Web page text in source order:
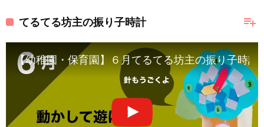
playlist_add
てるてる坊主の振り子時計
【幼稚園・保育園】６月てるてる坊主の振り子時計